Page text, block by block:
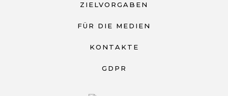
ZIELVORGABEN
FÜR DIE MEDIEN
KONTAKTE
GDPR